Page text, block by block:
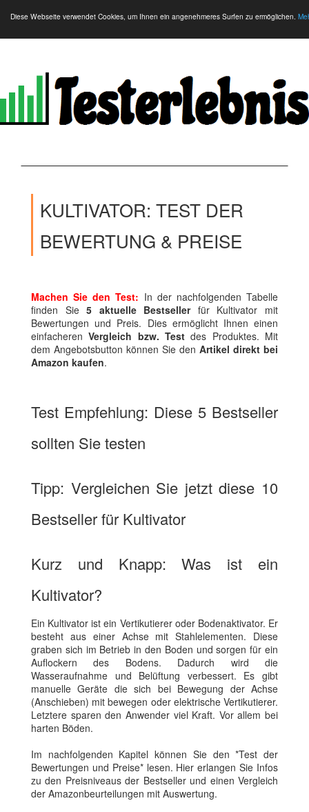
Diese Webseite verwendet Cookies, um Ihnen ein angenehmeres Surfen zu ermöglichen.
KULTIVATOR: TEST DER
BEWERTUNG & PREISE
Machen Sie den Test: In der nachfolgenden Tabelle
finden Sie5 aktuelle Bestsellerfür Kultivator mit
Bewertungen und Preis. Dies ermöglicht Ihnen einen
einfacherenVergleich bzw. Test des Produktes. Mit
dem Angebotsbutton können Sie den Artikel direkt bei
Amazon kaufen.
Test Empfehlung: Diese 5 Bestseller
sollten Sie testen
Tipp: Vergleichen Sie jetzt diese 10
Bestseller für Kultivator
Kurz und Knapp: Was ist ein
Kultivator?
Ein Kultivator ist ein Vertikutierer oder Bodenaktivator. Er
besteht aus einer Achse mit Stahlelementen. Diese
graben sich im Betrieb in den Boden und sorgen für ein
Auflockern des Bodens. Dadurch wird die
Wasseraufnahme und Belüftung verbessert. Es gibt
manuelle Geräte die sich bei Bewegung der Achse
(Anschieben) mit bewegen oder elektrische Vertikutierer.
Letztere sparen den Anwender viel Kraft. Vor allem bei
harten Böden.
Im nachfolgenden Kapitel können Sie den *Test der
Bewertungen und Preise* lesen. Hier erlangen Sie Infos
zu den Preisniveaus der Bestseller und einen Vergleich
der Amazonbeurteilungen mit Auswertung.